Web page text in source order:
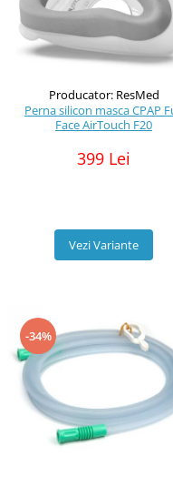
Producator: ResMed
Perna silicon masca CPAP
Face AirTouch F20
399 Lei
Vezi Variante
-34%